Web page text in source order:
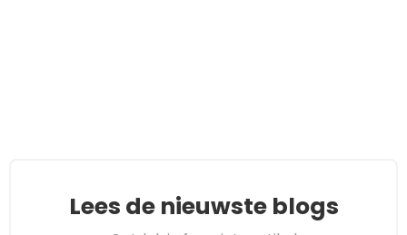
Lees de nieuwste blogs